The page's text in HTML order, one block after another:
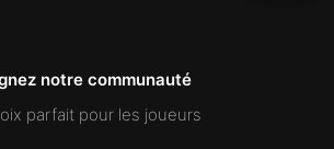
notre communauté
parfait pour les joueurs